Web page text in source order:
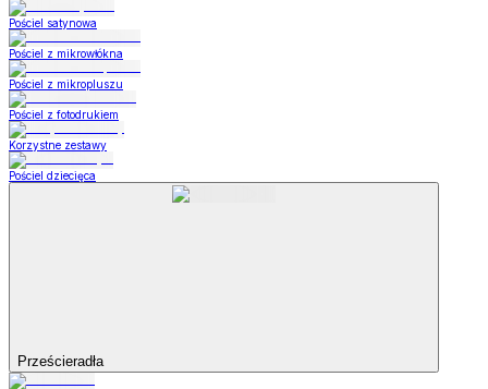
Pościel satynowa
Pościel z mikrowłókna
Pościel z mikropluszu
Pościel z fotodrukiem
Korzystne zestawy
Pościel dziecięca
Prześcieradła